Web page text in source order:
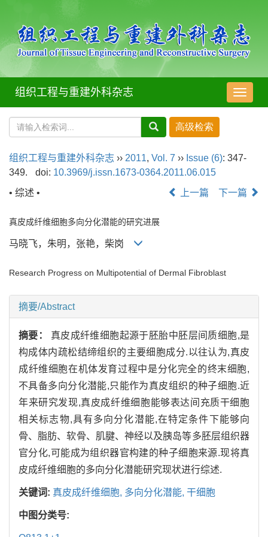
导
航
组织工程与重建外科杂志
组织工程与重建外科杂志 ›› 2011, Vol. 7 ›› Issue (6): 347-
349.
doi: 10.3969/j.issn.1673-0364.2011.06.015
• 综述 •
上一篇 下一篇
真皮成纤维细胞多向分化潜能的研究进展
马晓飞，朱明，张艳，柴岗
Research Progress on Multipotential of Dermal Fibroblast
摘要/Abstract
摘要： 真皮成纤维细胞起源于胚胎中胚层间质细胞,是
构成体内疏松结缔组织的主要细胞成分.以往认为,真皮
成纤维细胞在机体发育过程中是分化完全的终末细胞,
不具备多向分化潜能,只能作为真皮组织的种子细胞.近
年来研究发现,真皮成纤维细胞能够表达间充质干细胞
相关标志物,具有多向分化潜能,在特定条件下能够向
骨、脂肪、软骨、肌腱、神经以及胰岛等多胚层组织器
官分化,可能成为组织器官构建的种子细胞来源.现将真
皮成纤维细胞的多向分化潜能研究现状进行综述.
关键词: 真皮成纤维细胞, 多向分化潜能, 干细胞
中图分类号: